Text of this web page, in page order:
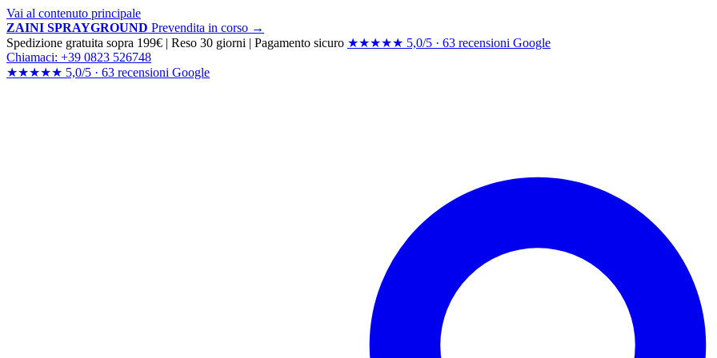
Vai al contenuto principale
ZAINI SPRAYGROUND Prevendita in corso →
Spedizione gratuita sopra 199€ | Reso 30 giorni | Pagamento sicuro ★★★★★ 5,0/5 · 63 recensioni Google
Chiamaci: +39 0823 526748
★★★★★ 5,0/5 · 63 recensioni Google